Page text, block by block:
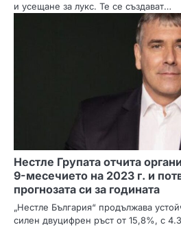
и усещане за лукс. Те се създават…
Нестле Групата отчита
9-месечието на 2023 г. и
прогнозата си за годината
„Нестле България“ продължава
силен двуцифрен ръст от 15,8%, с